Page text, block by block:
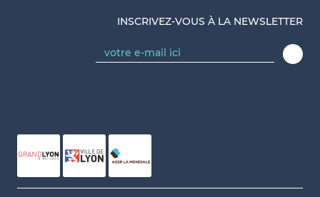
INSCRIVEZ-VOUS À LA NEWSLETTER